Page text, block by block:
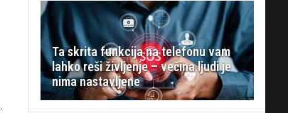
Ta skrita funkcija na telefonu vam
lahko reši življenje – večina ljudi je
nima nastavljene